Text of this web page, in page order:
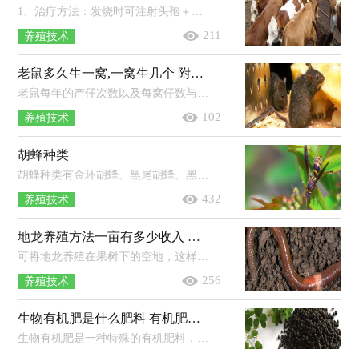
1、治疗方法：发烧时可注射头孢＋柴胡，并拌料使用安胃太保，感冒时可在饮水中添加清温太保＋多维太保，如果还出现严重的咳嗽、喘气等情况，可...
养殖技术 211
老鼠多久生一窝,一窝生几个 附老鼠繁殖季节
老鼠每年的产仔次数以及每窝仔数与老鼠种类有关，但大多数老鼠妊娠期短，每年可产6-8胎，以褐家鼠为例，每胎约5-6只鼠仔，并且之后每一胎都...
养殖技术 102
胡蜂种类
胡蜂种类有金环胡蜂、黑尾胡蜂、黑盾胡蜂、黄腰胡蜂、黄脚胡蜂。1、金环胡蜂：该蜂种的体型很大，性情凶猛，是世界上最大的胡蜂种类。2...
养殖技术 432
地龙养殖方法一亩有多少收入 附投入和收益
可将地龙养殖在果树下的空地，这样不但可充分利用土地，也能促进果实生产。也可以将地龙养殖在地下室里面，地下室周围的湿度比较高。或...
养殖技术 256
生物有机肥是什么肥料 有机肥的生产工艺流程